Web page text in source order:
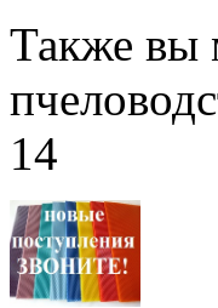
Также вы
14